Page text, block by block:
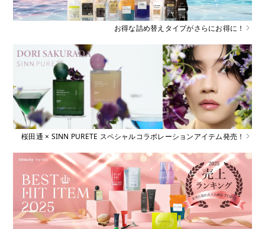
お得な詰め替えタイプがさらにお得に！
桜田通 × SINN PURETE スペシャルコラボレーションアイテム発売！